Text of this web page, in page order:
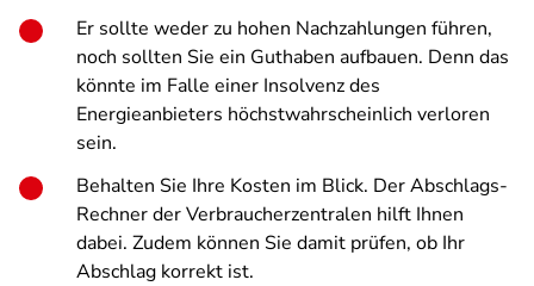
Er sollte weder zu hohen Nachzahlungen führen,
noch sollten Sie ein Guthaben aufbauen. Denn das
könnte im Falle einer Insolvenz des
Energieanbieters höchstwahrscheinlich verloren
sein.
Behalten Sie Ihre Kosten im Blick. Der Abschlags-
Rechner der Verbraucherzentralen hilft Ihnen
dabei. Zudem können Sie damit prüfen, ob Ihr
Abschlag korrekt ist.